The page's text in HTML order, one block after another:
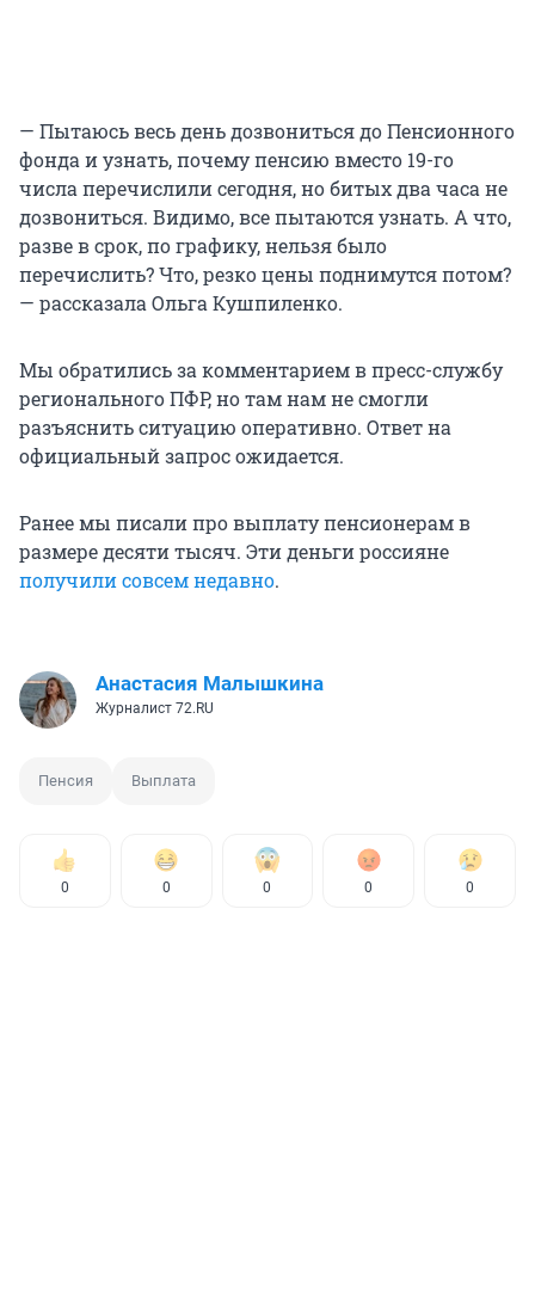
— Пытаюсь весь день дозвониться до Пенсионного
фонда и узнать, почему пенсию вместо 19-го
числа перечислили сегодня, но битых два часа не
дозвониться. Видимо, все пытаются узнать. А что,
разве в срок, по графику, нельзя было
перечислить? Что, резко цены поднимутся потом?
— рассказала Ольга Кушпиленко.
Мы обратились за комментарием в пресс-службу
регионального ПФР, но там нам не смогли
разъяснить ситуацию оперативно. Ответ на
официальный запрос ожидается.
Ранее мы писали про выплату пенсионерам в
размере десяти тысяч. Эти деньги россияне
получили совсем недавно.
Анастасия Малышкина
Журналист 72.RU
Пенсия Выплата
0 0 0 0 0